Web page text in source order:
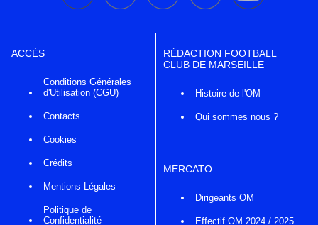
ACCÈS
Conditions Générales
d'Utilisation (CGU)
Contacts
Cookies
Crédits
Mentions Légales
Politique de
Confidentialité
RÉDACTION FOOTBALL
CLUB DE MARSEILLE
Histoire de l'OM
Qui sommes nous ?
MERCATO
Dirigeants OM
Effectif OM 2024 / 2025